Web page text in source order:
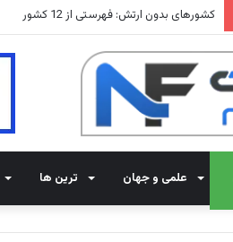
کشورهای بدون ارتش: فهرستی از 12 کشور
علمی و جهان ترین ها